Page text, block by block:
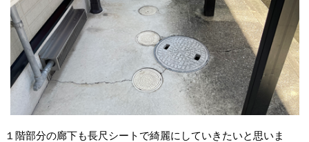
１階部分の廊下も長尺シートで綺麗にしていきたいと思いま